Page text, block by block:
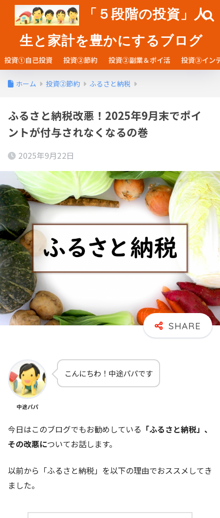
「５段階の投資」人
生と家計を豊かにするブログ
投資①自己投資 投資②節約 投資②副業＆ポイ活 投資③イン
ホーム 投資②節約 ふるさと納税
ふるさと納税改悪！2025年9月末でポイ
ントが付与されなくなるの巻
2025年9月22日
中途パパ
こんにちわ！中途パパです
今日はこのブログでもお勧めしている 「ふるさと納税」、
その改悪についてお話します。
以前から「ふるさと納税」を以下の理由でおススメしてき
ました。